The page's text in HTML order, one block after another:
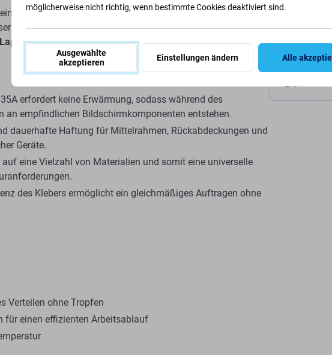
Hochleistungsklebstofffür Präzisionsverbindungenbeider
schwarze 10-ml-Kleberist ideal zum sicheren Befestigen
Laptopsund anderenelektronischen Geräten.
erfordert keine Erwärmung, sodass während des
an empfindlichen Bildschirmkomponenten entstehen.
dauerhafte Haftung für Mittelrahmen, Rückabdeckungen und
Geräte.
eine Vielzahl von Materialien und somit eine universelle
des Klebers ermöglicht ein gleichmäßiges Auftragen ohne
Verteilen ohne Tropfen
für einen effizienten Arbeitsablauf
möglicherweise nicht richtig, wenn bestimmte Cookies deaktiviert sind.
Ausgewählte
akzeptieren
Einstellungen ändern Alle